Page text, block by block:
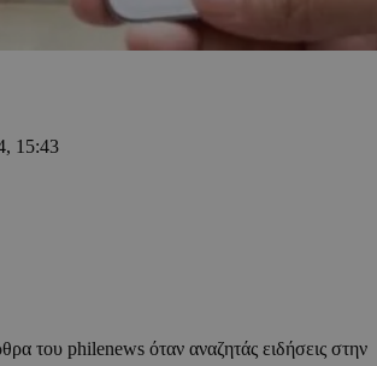
15:43
του philenews όταν αναζητάς ειδήσεις στην